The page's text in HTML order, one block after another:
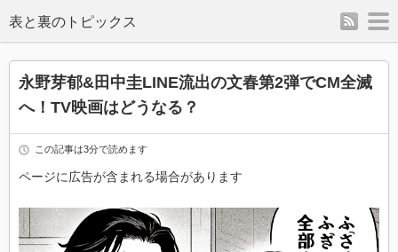
表と裏のトピックス rss
永野芽郁&田中圭LINE流出の文春第2弾でCM全滅
へ！TV映画はどうなる？
この記事は3分で読めます
ページに広告が含まれる場合があります